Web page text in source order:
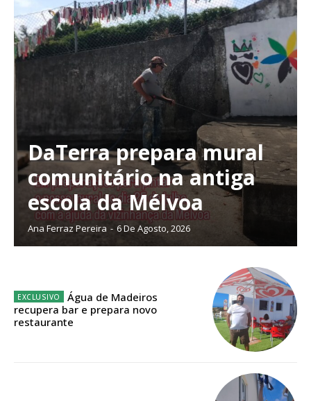
Planos de Assinatura
Faça-se assinante do Região de Cister e ajude-nos a manter este serviço
público!
Sendo assinante terá acesso a todos os conteúdos exclusivos e versões
digitais.
Escolha o plano de assinatura desejado:
ASSINATURA
IMPRESSA
12 meses
DaTerra prepara mural
comunitário na antiga
escola da Mélvoa
Ana Ferraz Pereira - 6 De Agosto, 2026
Água de Madeiros
recupera bar e prepara novo
restaurante